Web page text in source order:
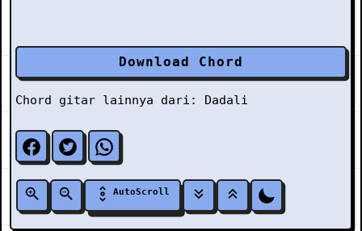
Download Chord
Chord gitar lainnya dari: Dadali
AutoScroll